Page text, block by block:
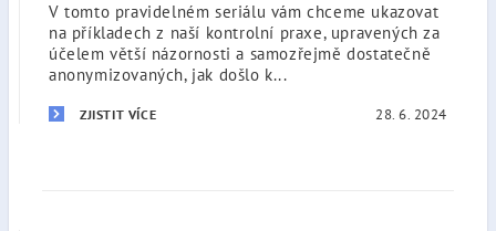
V tomto pravidelném seriálu vám chceme ukazovat
na příkladech z naší kontrolní praxe, upravených za
účelem větší názornosti a samozřejmě dostatečně
anonymizovaných, jak došlo k...
ZJISTIT VÍCE 28. 6. 2024